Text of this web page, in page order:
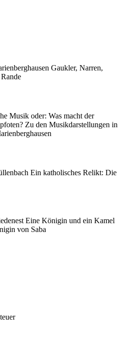
Gaukler, Narren,
Musik oder: Was macht der
Zu den Musikdarstellungen in
Ein katholisches Relikt: Die
Eine Königin und ein Kamel
von Saba